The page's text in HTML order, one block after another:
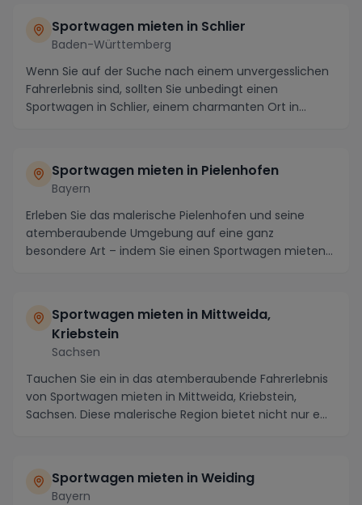
Sportwagen mieten in Schlier
Baden-Württemberg
Wenn Sie auf der Suche nach einem unvergesslichen
Fahrerlebnis sind, sollten Sie unbedingt einen
Sportwagen in Schlier, einem charmanten Ort in
Sportwagen mieten in Pielenhofen
Bayern
Erleben Sie das malerische Pielenhofen und seine
atemberaubende Umgebung auf eine ganz
besondere Art – indem Sie einen Sportwagen mieten
Sportwagen mieten in Mittweida,
Kriebstein
Sachsen
Tauchen Sie ein in das atemberaubende Fahrerlebnis
von Sportwagen mieten in Mittweida, Kriebstein,
Sachsen. Diese malerische Region bietet nicht nur e...
Sportwagen mieten in Weiding
Bayern